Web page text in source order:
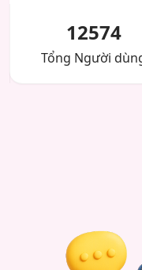
12574
Tổng Người